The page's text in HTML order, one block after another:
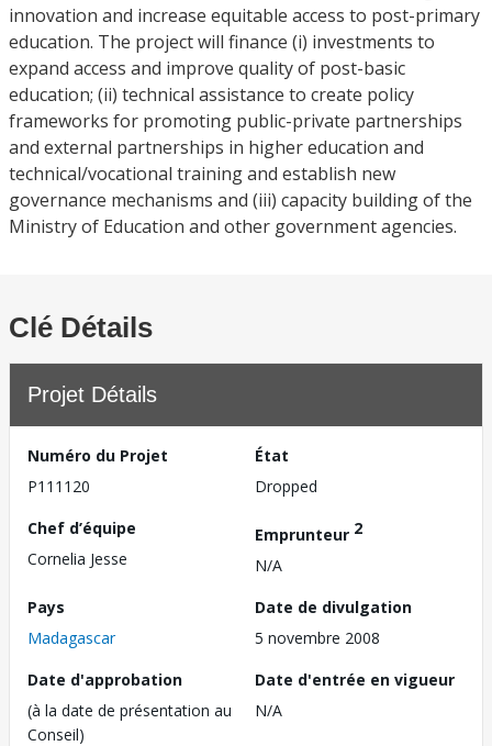
innovation and increase equitable access to post-primary
education. The project will finance (i) investments to
expand access and improve quality of post-basic
education; (ii) technical assistance to create policy
frameworks for promoting public-private partnerships
and external partnerships in higher education and
technical/vocational training and establish new
governance mechanisms and (iii) capacity building of the
Ministry of Education and other government agencies.
Clé Détails
Projet Détails
Numéro du Projet
P111120
État
Dropped
Chef d’équipe
Cornelia Jesse
Emprunteur 2
N/A
Pays
Madagascar
Date de divulgation
5 novembre 2008
Date d'approbation
(à la date de présentation au
Conseil)
Date d'entrée en vigueur
N/A